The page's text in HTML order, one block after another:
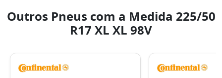
Outros Pneus com a Medida 225/50
R17 XL XL 98V